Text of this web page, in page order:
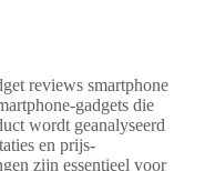
reviews smartphone
gadgets die
wordt geanalyseerd
en prijs-
zijn essentieel voor